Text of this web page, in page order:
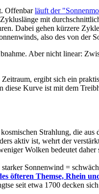
Offenbarläuft der
mit
Dabei gehen kürzere
also des von der
Aber nicht linear:
ergibt sich ein
Kurve ist mit dem
Strahlung, die
aktiv ist, wehrt der
Wolken bedeutet daher
Sonnenwind =
öfteren Themse, Rhein
seit etwa 1700 decken